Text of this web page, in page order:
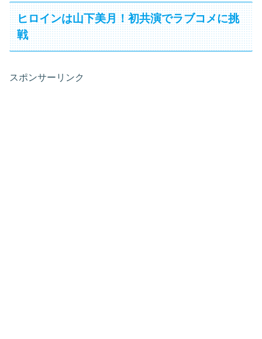
ヒロインは山下美月！初共演でラブコメに挑
戦
スポンサーリンク